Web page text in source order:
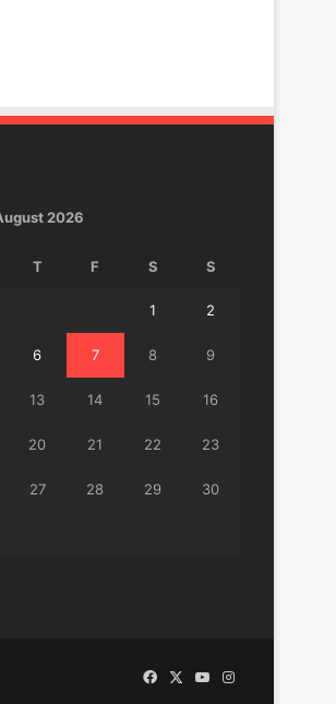
2026
T F S S
1 2
6 7 8 9
13 14 15 16
20 21 22 23
27 28 29 30
Facebook
X YouTubeInstagram